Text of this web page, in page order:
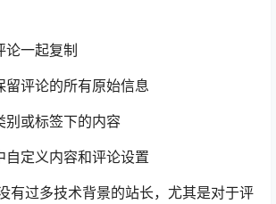
一起复制
留评论的所有原始信息
别或标签下的内容
自定义内容和评论设置
有过多技术背景的站长，尤其是对于评